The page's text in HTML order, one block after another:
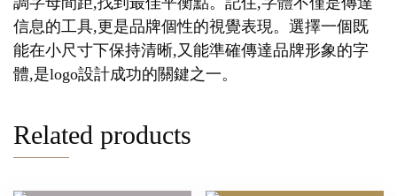
信息的工具,更是品牌個性的視覺表現。選擇一個既
能在小尺寸下保持清晰,又能準確傳達品牌形象的字
體,是logo設計成功的關鍵之一。
Related products